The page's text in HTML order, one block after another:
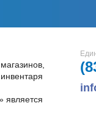
является